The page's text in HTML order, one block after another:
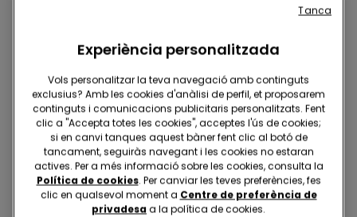
-50% -55%
Experiència personalitzada
Vols personalitzar la teva navegació amb continguts
exclusius? Amb les cookies d'anàlisi de perfil, et proposarem
continguts i comunicacions publicitaris personalitzats. Fent
clic a "Accepta totes les cookies", acceptes l'ús de cookies;
si en canvi tanques aquest bàner fent clic al botó de
tancament, seguiràs navegant i les cookies no estaran
actives. Per a més informació sobre les cookies, consulta la
Política de cookies. Per canviar les teves preferències, fes
clic en qualsevol moment a Centre de preferència de
privadesa a la política de cookies.
Tanca